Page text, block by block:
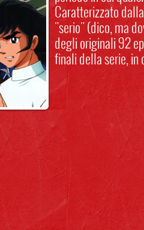
Caratterizzato
"serio" (dico, ma
degli originali 92
finali della serie, in